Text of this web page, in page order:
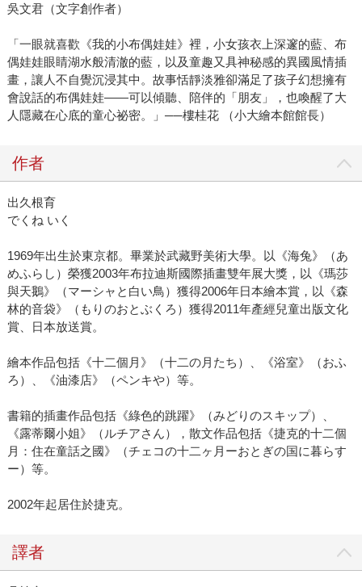
吳文君（文字創作者）
「一眼就喜歡《我的小布偶娃娃》裡，小女孩衣上深邃的藍、布
偶娃娃眼睛湖水般清澈的藍，以及童趣又具神秘感的異國風情插
畫，讓人不自覺沉浸其中。故事恬靜淡雅卻滿足了孩子幻想擁有
會說話的布偶娃娃——可以傾聽、陪伴的「朋友」，也喚醒了大
人隱藏在心底的童心祕密。」──樓桂花 （小大繪本館館長）
作者
出久根育
でくね いく
1969年出生於東京都。畢業於武藏野美術大學。以《海兔》（あ
めふらし）榮獲2003年布拉迪斯國際插畫雙年展大獎，以《瑪莎
與天鵝》（マーシャと白い鳥）獲得2006年日本繪本賞，以《森
林的音袋》（もりのおとぶくろ）獲得2011年產經兒童出版文化
賞、日本放送賞。
繪本作品包括《十二個月》（十二の月たち）、《浴室》（おふ
ろ）、《油漆店》（ペンキや）等。
書籍的插畫作品包括《綠色的跳躍》（みどりのスキップ）、
《露蒂爾小姐》（ルチアさん），散文作品包括《捷克的十二個
月：住在童話之國》（チェコの十二ヶ月ーおとぎの国に暮らす
ー）等。
2002年起居住於捷克。
譯者